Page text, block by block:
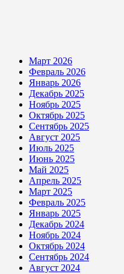
Март 2026
Февраль 2026
Январь 2026
Декабрь 2025
Ноябрь 2025
Октябрь 2025
Сентябрь 2025
Август 2025
Июль 2025
Июнь 2025
Май 2025
Апрель 2025
Март 2025
Февраль 2025
Январь 2025
Декабрь 2024
Ноябрь 2024
Октябрь 2024
Сентябрь 2024
Август 2024